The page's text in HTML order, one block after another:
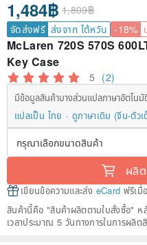
1,484฿ 1,809฿
จัดส่งฟรี ส่งจาก ไต้หวัน -18%
McLaren 720S 570S
Key Case
5 (2)
มีข้อมูลสินค้าบางส่วนแปลภาษาอัตโน
แปลเป็น ไทย
ดูภาษาเดิม (จีน-ตัว
ผลิ
เขียนข้อความและส่ง eCard ฟรีเมื่
สินค้านี้คือ "สินค้าผลิตตามใบสั่งซื้อ" หลั
เวลาประมาณ 5 วันทางการในการผลิ